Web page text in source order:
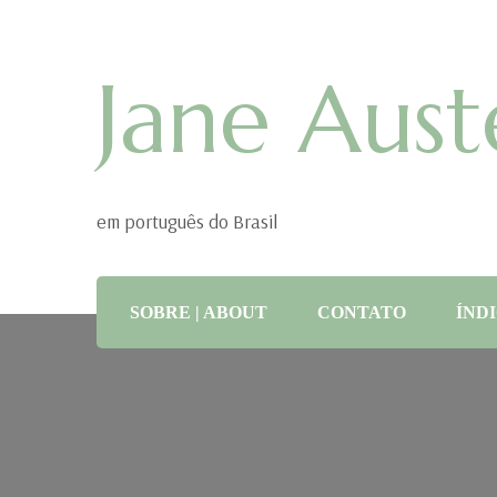
Jane
em português do Brasil
SOBRE | ABOUT CONTATO